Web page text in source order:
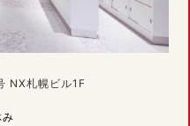
NX札幌ビル1F
み